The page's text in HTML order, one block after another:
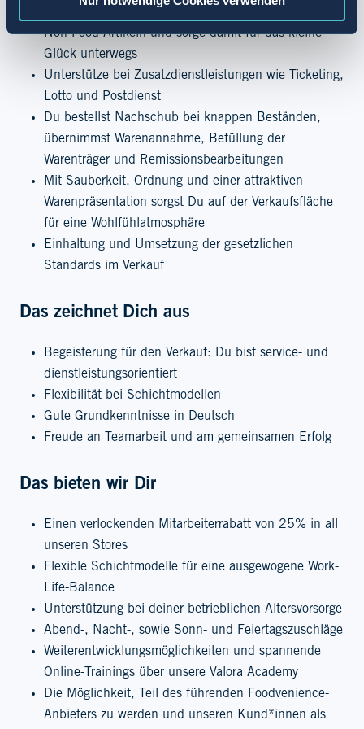
Non Food Artikeln und sorge damit für das kleine
Glück unterwegs
Unterstütze bei Zusatzdienstleistungen wie Ticketing,
Lotto und Postdienst
Du bestellst Nachschub bei knappen Beständen,
übernimmst Warenannahme, Befüllung der
Warenträger und Remissionsbearbeitungen
Mit Sauberkeit, Ordnung und einer attraktiven
Warenpräsentation sorgst Du auf der Verkaufsfläche
für eine Wohlfühlatmosphäre
Einhaltung und Umsetzung der gesetzlichen
Standards im Verkauf
Das zeichnet Dich aus
Begeisterung für den Verkauf: Du bist service- und
dienstleistungsorientiert
Flexibilität bei Schichtmodellen
Gute Grundkenntnisse in Deutsch
Freude an Teamarbeit und am gemeinsamen Erfolg
Das bieten wir Dir
Einen verlockenden Mitarbeiterrabatt von 25% in all
unseren Stores
Flexible Schichtmodelle für eine ausgewogene Work-
Life-Balance
Unterstützung bei deiner betrieblichen Altersvorsorge
Abend-, Nacht-, sowie Sonn- und Feiertagszuschläge
Weiterentwicklungsmöglichkeiten und spannende
Online-Trainings über unsere Valora Academy
Die Möglichkeit, Teil des führenden Foodvenience-
Anbieters zu werden und unseren Kund*innen als